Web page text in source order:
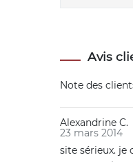
Avis
Note des
Alexandrine C.
23 mars 2014
site sérieux.